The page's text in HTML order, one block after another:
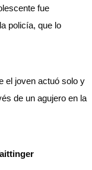
fue
policía, que lo
el joven actuó solo y
de un agujero en la